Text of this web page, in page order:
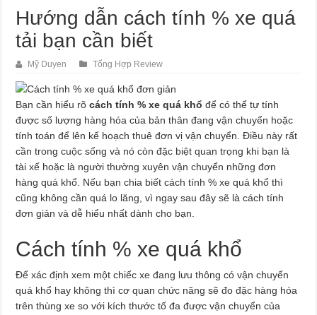
Hướng dẫn cách tính % xe quá
tải bạn cần biết
Mỹ Duyen Tổng Hợp Review
Bạn cần hiểu rõ cách tính % xe quá khổ để có thể tự tính
được số lượng hàng hóa của bản thân đang vận chuyển hoặc
tính toán để lên kế hoạch thuê đơn vị vận chuyển. Điều này rất
cần trong cuộc sống và nó còn đặc biệt quan trọng khi bạn là
tài xế hoặc là người thường xuyên vận chuyển những đơn
hàng quá khổ. Nếu bạn chia biết cách tính % xe quá khổ thì
cũng không cần quá lo lăng, vì ngay sau đây sẽ là cách tính
đơn giản và dễ hiểu nhất dành cho bạn.
Cách tính % xe quá khổ
Để xác định xem một chiếc xe đang lưu thông có vận chuyển
quá khổ hay không thì cơ quan chức năng sẽ đo đặc hàng hóa
trên thùng xe so với kích thước tố đa được vận chuyển của